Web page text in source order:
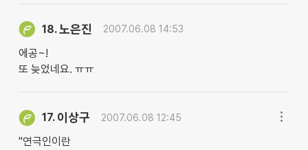
18.노은진 2007.06.08 14:53
에공~!
또 늦었네요. ㅠㅠ
17. 이상구 2007.06.08 12:45
"연극인이란